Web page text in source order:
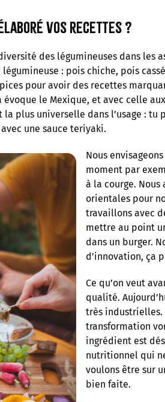
vos recettes ?
des légumineuses dans les
: pois chiche, pois
pour avoir des recettes
le Mexique, et avec celle
la plus universelle dans l’usage :
une sauce teriyaki.
Nous
moment par
à la courge. Nous
orientales pour
travaillons avec
mettre au point
dans un burger.
d’innovation, ça
Ce qu’on veut
qualité.
très industrielles.
transformation
ingrédient est
nutritionnel qui
voulons être sur
bien faite.